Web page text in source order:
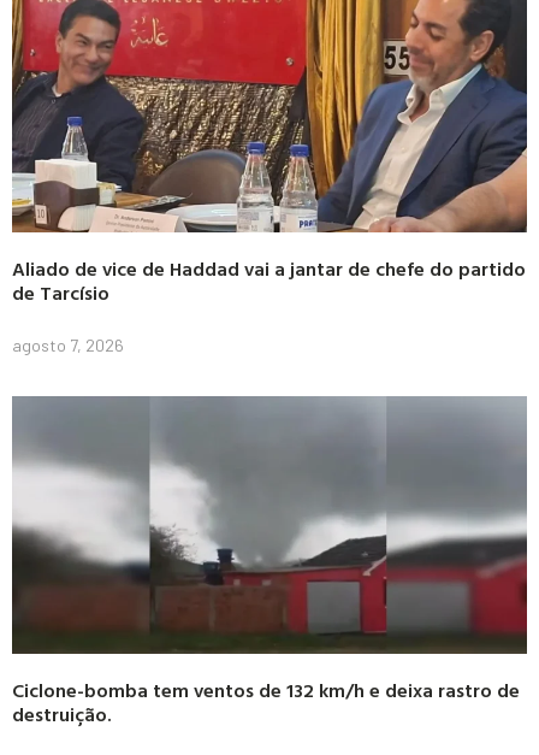
Aliado de vice de Haddad vai a jantar de chefe do partido
de Tarcísio
agosto 7, 2026
Ciclone-bomba tem ventos de 132 km/h e deixa rastro de
destruição.